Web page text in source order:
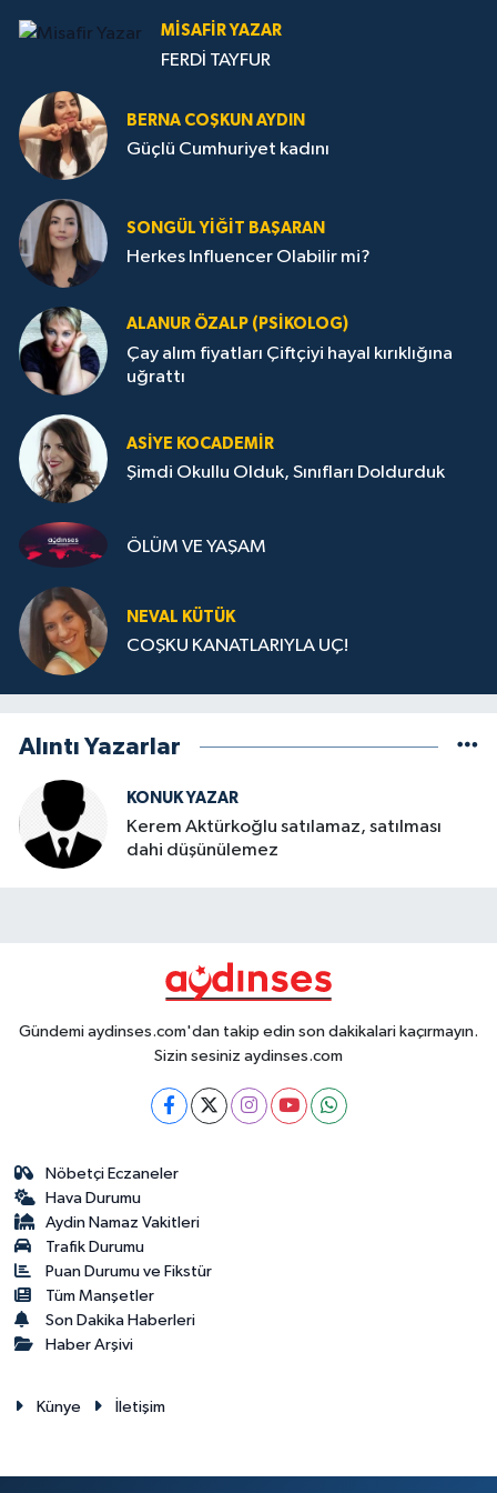
MISAFIR YAZAR
FERDİ TAYFUR
BERNA COŞKUN AYDIN
Güçlü Cumhuriyet kadını
SONGÜL YIĞIT BAŞARAN
Herkes Influencer Olabilir mi?
ALANUR ÖZALP (PSIKOLOG)
Çay alım fiyatları Çiftçiyi hayal kırıklığına
uğrattı
ASIYE KOCADEMİR
Şimdi Okullu Olduk, Sınıfları Doldurduk
ÖLÜM VE YAŞAM
NEVAL KÜTÜK
COŞKU KANATLARIYLA UÇ!
Alıntı Yazarlar
KONUK YAZAR
Kerem Aktürkoğlu satılamaz, satılması
dahi düşünülemez
Gündemi aydinses.com'dan takip edin son dakikalari kaçırmayın.
Sizin sesiniz aydinses.com
Nöbetçi Eczaneler
Hava Durumu
Aydin Namaz Vakitleri
Trafik Durumu
Puan Durumu ve Fikstür
Tüm Manşetler
Son Dakika Haberleri
Haber Arşivi
Künye İletişim